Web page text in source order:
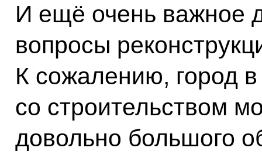
И ещё очень важное
вопросы
К сожалению, город
со строительством
довольно большого